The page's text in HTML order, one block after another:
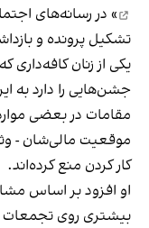
» در رسانه‌های
تشکیل پرونده و
یکی از زنان کافه‌داری
جشن‌هایی را دارد به
مقامات در بعضی
موقعیت مالی‌شان -
کار کردن منع کرده‌اند.
او افزود بر اساس
بیشتری روی تجمعات